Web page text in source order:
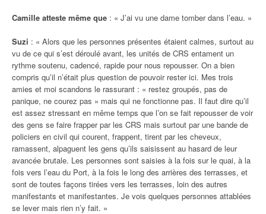
Camille atteste même que : « J’ai vu une dame tomber dans l’eau. »
Suzi : « Alors que les personnes présentes étaient calmes, surtout au
vu de ce qui s’est déroulé avant, les unités de CRS entament un
rythme soutenu, cadencé, rapide pour nous repousser. On a bien
compris qu’il n’était plus question de pouvoir rester ici. Mes trois
amies et moi scandons le rassurant : « restez groupés, pas de
panique, ne courez pas » mais qui ne fonctionne pas. Il faut dire qu’il
est assez stressant en même temps que l’on se fait repousser de voir
des gens se faire frapper par les CRS mais surtout par une bande de
policiers en civil qui courent, frappent, tirent par les cheveux,
ramassent, alpaguent les gens qu’ils saisissent au hasard de leur
avancée brutale. Les personnes sont saisies à la fois sur le quai, à la
fois vers l’eau du Port, à la fois le long des arrières des terrasses, et
sont de toutes façons tirées vers les terrasses, loin des autres
manifestants et manifestantes. Je vois quelques personnes attablées
se lever mais rien n’y fait. »